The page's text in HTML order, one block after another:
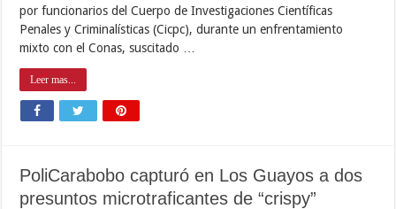
por funcionarios del Cuerpo de Investigaciones Científicas
Penales y Criminalísticas (Cicpc), durante un enfrentamiento
mixto con el Conas, suscitado …
Leer mas...
PoliCarabobo capturó en Los Guayos a dos
presuntos microtraficantes de “crispy”